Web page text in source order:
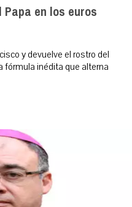
en los euros
y devuelve el rostro del
fórmula inédita que alterna